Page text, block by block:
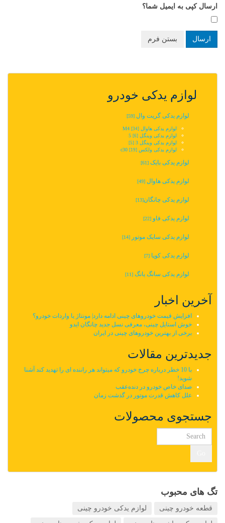
ارسال کپی به ایمیل شما؟
ارسال بستن فرم
لوازم یدکی خودرو
لوازم یدکی گریت وال [59]
لوازم یدکی هاوال M4 [34]
لوازم یدکی وینگل 5‬‎ [6]
لوازم یدکی وینگل 3 [5]
لوازم یدکی ولکس c30 [19]
لوازم یدکی بایک [61]
لوازم یدکی هاوال [49]
لوازم یدکی چانگان‬‎[13]
لوازم یدکی فاو [22]
لوازم یدکی سایک موتور [14]
لوازم یدکی کوپا [7]
لوازم یدکی سانگ یانگ [11]
آخرین اخبار
افزایش قیمت خودروهای چینی ادامه دارد| مونتاژ یا واردات خودرو؟
خوش استایل چینی، معرفی نسل جدید چانگان ایدو
برخی از بهترین خودروهای چینی در ایران
جدیدترین مقالات
با 10 خطر درباره چرخ خودرو که میتواند هر راننده ای را تهدید کند آشنا
شوید!
صدای خاص خودرو در دنده‌عقب
علل کاهش قدرت موتور در گذشت زمان
جستجوی محصولات
تگ های محبوب
قطعه خودرو چینی لوازم یدکی خودرو چینی